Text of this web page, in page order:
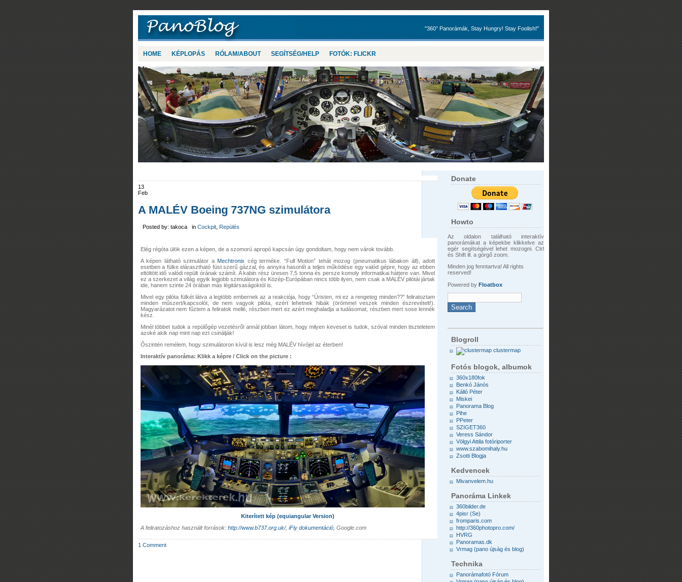
"360° Panorámák, Stay Hungry! Stay Foolish!"
HOME KÉPLOPÁS RÓLAM/ABOUT SEGÍTSÉG/HELP FOTÓK: FLICKR
13
Feb
A MALÉV Boeing 737NG szimulátora
Posted by: takoca in Cockpit, Repülés
Elég régóta ülök ezen a képen, de a szomorú apropó kapcsán úgy gondoltam, hogy nem várok tovább.
A képen látható szimulátor a Mechtronix cég terméke. “Full Motion” tehát mozog (pneumatikus lábakon áll), adott
esetben a fülke elárasztható füst szerű gázzal, és annyira hasonlít a teljes működése egy valód gépre, hogy az ebben
eltöltött idő valódi repült órának számít. A kabin rész üresen 7,5 tonna és persze komoly informatikai háttere van. Mivel
ez a szerkezet a világ egyik legjobb szimulátora és Közép-Európában nincs több ilyen, nem csak a MALÉV pilótái jártak
ide, hanem szinte 24 órában más légitársaságoktól is.
Mivel egy pilóta fülkét látva a legtöbb embernek az a reakciója, hogy “Úristen, mi ez a rengeteg minden??” feliratoztam
minden műszert/kapcsolót, de nem vagyok pilóta, ezért lehetnek hibák (örömmel veszek minden észrevételt!).
Magyarázatot nem fűztem a feliratok mellé, részben mert ez azért meghaladja a tudásomat, részben mert sose lennék
kész.
Minél többet tudok a repülőgép vezetésről annál jobban látom, hogy milyen keveset is tudok, szóval minden tiszteletem
azoké akik nap mint nap ezt csinálják!
Őszintén remélem, hogy szimulátoron kívül is lesz még MALÉV hívójel az éterben!
Interaktív panoráma: Klikk a képre / Click on the picture :
Kiterített kép (equiangular Version)
A feliratozáshoz használt források: http://www.b737.org.uk/, iFly dokumentáció, Google.com
1 Comment
Donate
Howto
Az oldalon található interaktív
panorámákat a képekbe klikkelve az
egér segítségével lehet mozogni. Ctrl
és Shift ill. a görgő zoom.
Minden jog fenntartva! All rights
reserved!
Powered by Floatbox
Blogroll
clustermap
Fotós blogok, albumok
360x180fok
Benkó Jánós
Kálló Péter
Miskei
Panorama Blog
Pihe
PPeter
SZIGET360
Veress Sándor
Völgyi Attila fotóriporter
www.szabomihaly.hu
Zsotti Blogja
Kedvencek
Mivanvelem.hu
Panoráma Linkek
360bilder.de
4pisr (Se)
fromparis.com
http://360photopro.com/
HVRG
Panoramas.dk
Vrmag (pano újság és blog)
Technika
Panorámafotó Fórum